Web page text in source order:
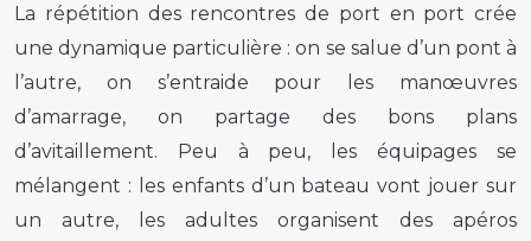
La répétition des rencontres de port en port crée
une dynamique particulière : on se salue d’un pont à
l’autre, on s’entraide pour les manœuvres
d’amarrage, on partage des bons plans
d’avitaillement. Peu à peu, les équipages se
mélangent : les enfants d’un bateau vont jouer sur
un autre, les adultes organisent des apéros